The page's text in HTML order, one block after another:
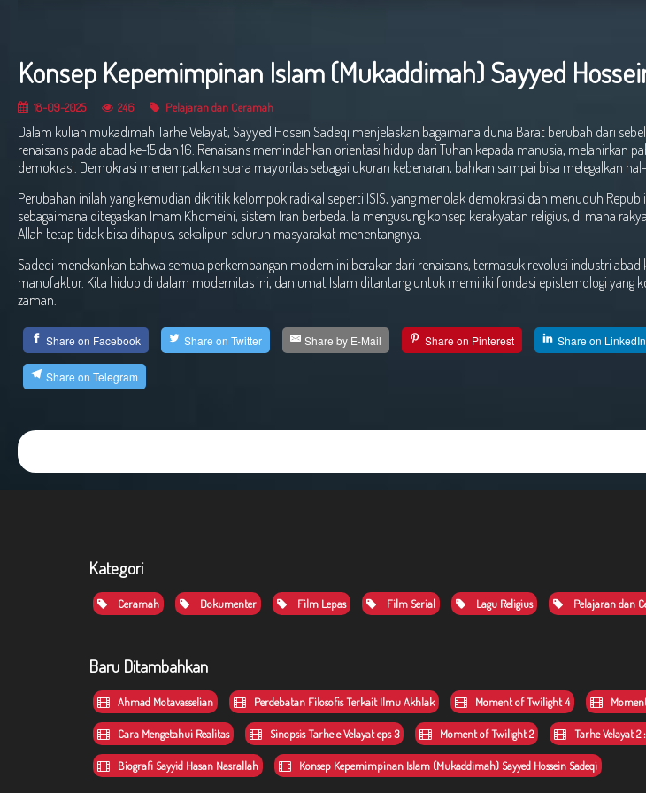
Konsep Kepemimpinan Islam (Mukaddimah) Sayyed
18-09-2025 246 Pelajaran dan Ceramah
Dalam kuliah mukadimah Tarhe Velayat, Sayyed Hosein Sadeqi menjelaskan bagaimana dunia Barat berubah dari
renaisans pada abad ke-15 dan 16. Renaisans memindahkan orientasi hidup dari Tuhan kepada manusia, melahirkan
demokrasi. Demokrasi menempatkan suara mayoritas sebagai ukuran kebenaran, bahkan sampai bisa melegalkan
Perubahan inilah yang kemudian dikritik kelompok radikal seperti ISIS, yang menolak demokrasi dan menuduh
sebagaimana ditegaskan Imam Khomeini, sistem Iran berbeda. Ia mengusung konsep kerakyatan religius, di mana
Allah tetap tidak bisa dihapus, sekalipun seluruh masyarakat menentangnya.
Sadeqi menekankan bahwa semua perkembangan modern ini berakar dari renaisans, termasuk revolusi industri abad
manufaktur. Kita hidup di dalam modernitas ini, dan umat Islam ditantang untuk memiliki fondasi epistemologi yang
zaman.
Share on Facebook Share on Twitter Share by E-Mail Share on Pinterest Share on LinkedIn
Share on Telegram
Kategori
Ceramah Dokumenter Film Lepas Film Serial Lagu Religius Pelajaran dan
Baru Ditambahkan
Ahmad Motavasselian Perdebatan Filosofis Terkait Ilmu Akhlak Moment of Twilight 4
Cara Mengetahui Realitas Sinopsis Tarhe e Velayat eps 3 Moment of Twilight 2 Tarhe Velayat
Biografi Sayyid Hasan Nasrallah Konsep Kepemimpinan Islam (Mukaddimah) Sayyed Hossein Sadeqi